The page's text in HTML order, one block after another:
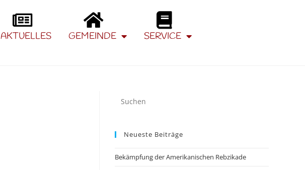
AKTUELLES GEMEINDE SERVICE
Neueste Beiträge
Bekämpfung der Amerikanischen Rebzikade